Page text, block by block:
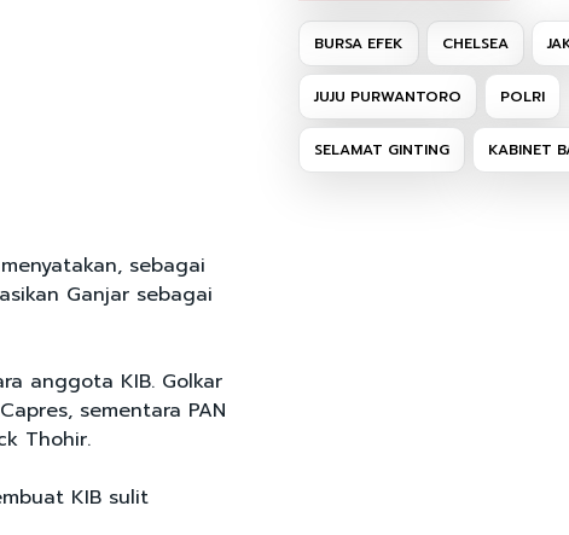
sebagai
Ganjar sebagai
anggota KIB. Golkar
sementara PAN
Thohir.
KIB sulit
BURSA EFEK CHELSEA
JUJU PURWANTORO POLRI
SELAMAT GINTING KABINET